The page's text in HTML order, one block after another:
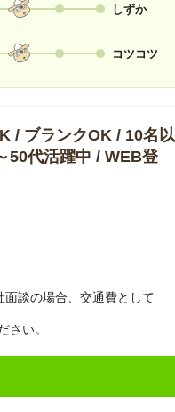
しずか
コツコツ
/ ブランクOK / 10名以
50代活躍中 / WEB登
談の場合、交通費として
い。